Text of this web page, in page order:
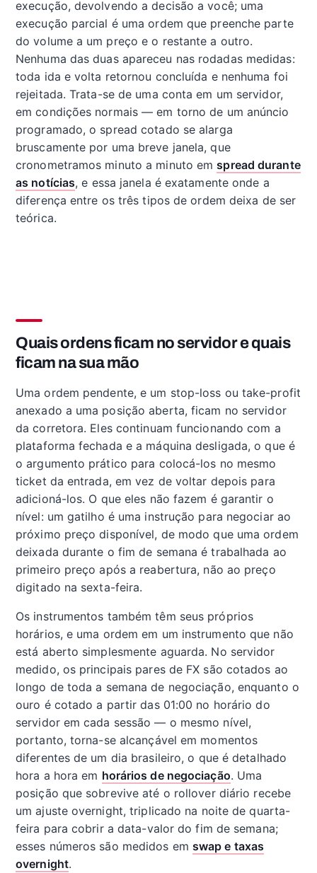
execução, devolvendo a decisão a você; uma
execução parcial é uma ordem que preenche parte
do volume a um preço e o restante a outro.
Nenhuma das duas apareceu nas rodadas medidas:
toda ida e volta retornou concluída e nenhuma foi
rejeitada. Trata-se de uma conta em um servidor,
em condições normais — em torno de um anúncio
programado, o spread cotado se alarga
bruscamente por uma breve janela, que
cronometramos minuto a minuto emspread durante
as notícias, e essa janela é exatamente onde a
diferença entre os três tipos de ordem deixa de ser
teórica.
Quais ordens ficam no servidor e quais
ficam na sua mão
Uma ordem pendente, e um stop-loss ou take-profit
anexado a uma posição aberta, ficam no servidor
da corretora. Eles continuam funcionando com a
plataforma fechada e a máquina desligada, o que é
o argumento prático para colocá-los no mesmo
ticket da entrada, em vez de voltar depois para
adicioná-los. O que eles não fazem é garantir o
nível: um gatilho é uma instrução para negociar ao
próximo preço disponível, de modo que uma ordem
deixada durante o fim de semana é trabalhada ao
primeiro preço após a reabertura, não ao preço
digitado na sexta-feira.
Os instrumentos também têm seus próprios
horários, e uma ordem em um instrumento que não
está aberto simplesmente aguarda. No servidor
medido, os principais pares de FX são cotados ao
longo de toda a semana de negociação, enquanto o
ouro é cotado a partir das 01:00 no horário do
servidor em cada sessão — o mesmo nível,
portanto, torna-se alcançável em momentos
diferentes de um dia brasileiro, o que é detalhado
hora a hora em horários de negociação. Uma
posição que sobrevive até o rollover diário recebe
um ajuste overnight, triplicado na noite de quarta-
feira para cobrir a data-valor do fim de semana;
esses números são medidos em swap e taxas
overnight.